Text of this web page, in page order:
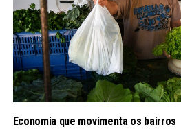
Economia que movimenta os bairros